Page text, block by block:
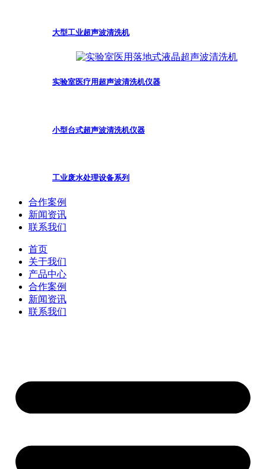
大型工业超声波清洗机
实验室医疗用超声波清洗机仪器
小型台式超声波清洗机仪器
工业废水处理设备系列
合作案例
新闻资讯
联系我们
首页
关于我们
产品中心
合作案例
新闻资讯
联系我们